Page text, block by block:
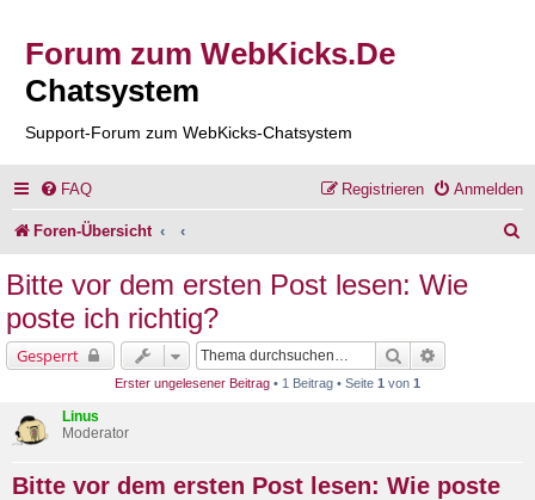
Forum zum WebKicks.De
Chatsystem
Support-Forum zum WebKicks-Chatsystem
FAQ Anmelden
Registrieren
Foren-Übersicht
Bitte vor dem ersten Post lesen: Wie
poste ich richtig?
Gesperrt Suche
Erster ungelesener Beitrag • 1 Beitrag • Seite 1 von 1
Linus
Moderator
Bitte vor dem ersten Post lesen: Wie poste